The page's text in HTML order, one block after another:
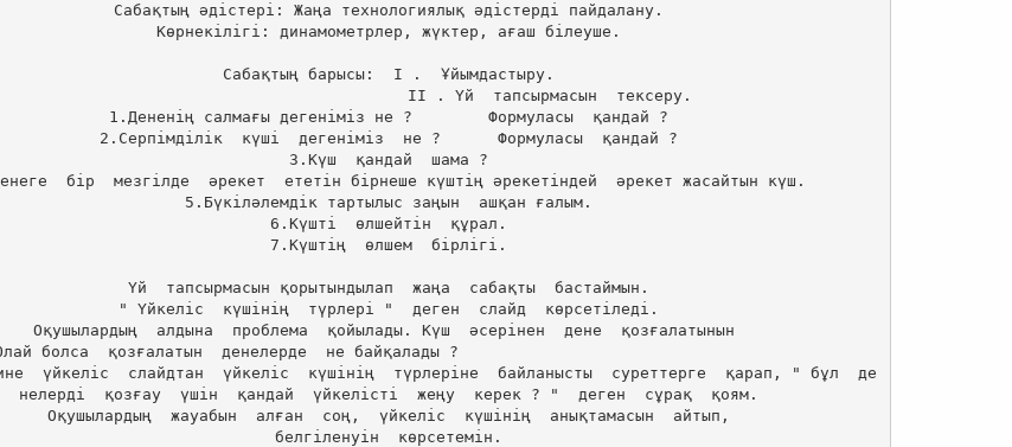
Сабақтың әдістері: Жаңа технологиялық әдістерді пайдалану.
Көрнекілігі: динамометрлер, жүктер, ағаш білеуше.
Сабақтың барысы:  І .  Ұйымдастыру.
1.Дененің салмағы дегеніміз не ?        Формуласы  қандай ?
2.Серпімділік  күші  дегеніміз  не ?      Формуласы  қандай ?
3.Күш  қандай  шама ?
бір  мезгілде  әрекет  ететін бірнеше күштің әрекетіндей  әрекет жасайтын күш.
5.Бүкіләлемдік тартылыс заңын  ашқан ғалым.
6.Күшті  өлшейтін  құрал.
7.Күштің  өлшем  бірлігі.
Үй  тапсырмасын қорытындылап  жаңа  сабақты  бастаймын.
" Үйкеліс  күшінің  түрлері "  деген  слайд  көрсетіледі.
Оқушылардың  алдына  проблема  қойылады. Күш  әсерінен  дене  қозғалатынын
болса  қозғалатын  денелерде  не байқалады ?
үйкеліс  слайдтан  үйкеліс  күшінің  түрлеріне  байланысты  суреттерге  қарап, " бұл  де
нелерді  қозғау  үшін  қандай  үйкелісті  жеңу  керек ? "  деген  сұрақ  қоям.
Оқушылардың  жауабын  алған  соң,  үйкеліс  күшінің  анықтамасын  айтып,
белгіленуін  көрсетемін.